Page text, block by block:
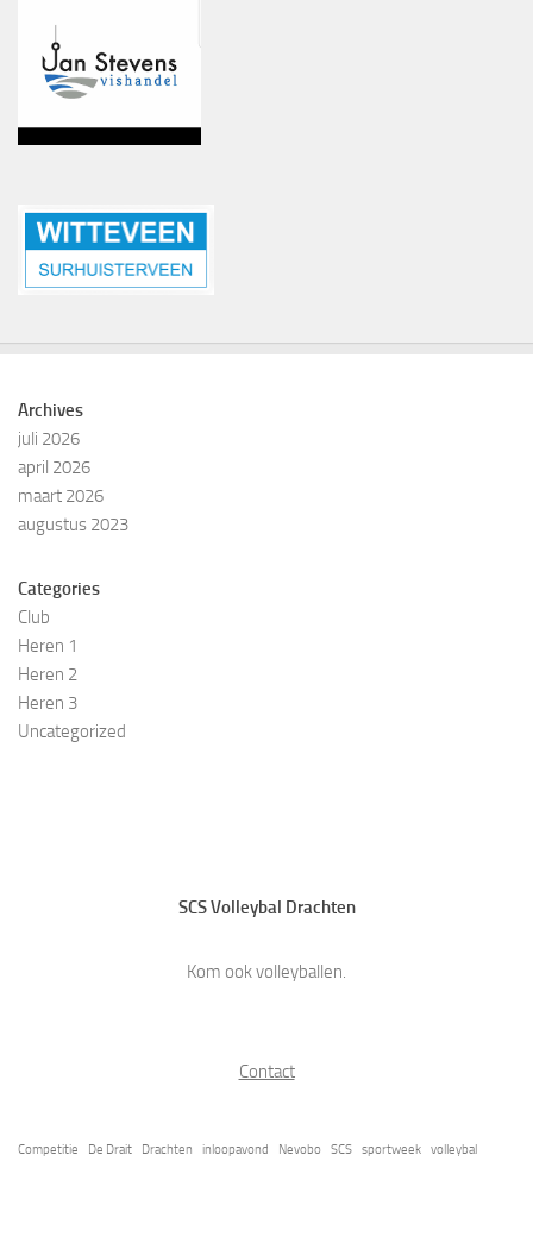
Archives
juli 2026
april 2026
maart 2026
augustus 2023
Categories
Club
Heren 1
Heren 2
Heren 3
Uncategorized
SCS Volleybal Drachten
Kom ook volleyballen.
Contact
Competitie De Drait Drachten inloopavond Nevobo SCS sportweek volleybal